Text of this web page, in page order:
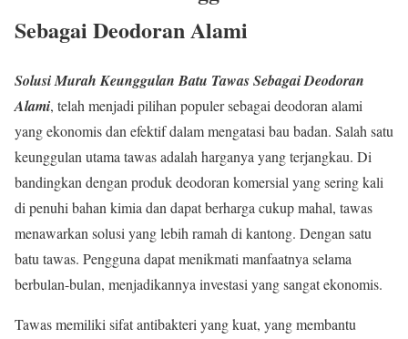
Sebagai Deodoran Alami
Solusi Murah Keunggulan Batu Tawas Sebagai Deodoran
Alami, telah menjadi pilihan populer sebagai deodoran alami
yang ekonomis dan efektif dalam mengatasi bau badan. Salah satu
keunggulan utama tawas adalah harganya yang terjangkau. Di
bandingkan dengan produk deodoran komersial yang sering kali
di penuhi bahan kimia dan dapat berharga cukup mahal, tawas
menawarkan solusi yang lebih ramah di kantong. Dengan satu
batu tawas. Pengguna dapat menikmati manfaatnya selama
berbulan-bulan, menjadikannya investasi yang sangat ekonomis.
Tawas memiliki sifat antibakteri yang kuat, yang membantu